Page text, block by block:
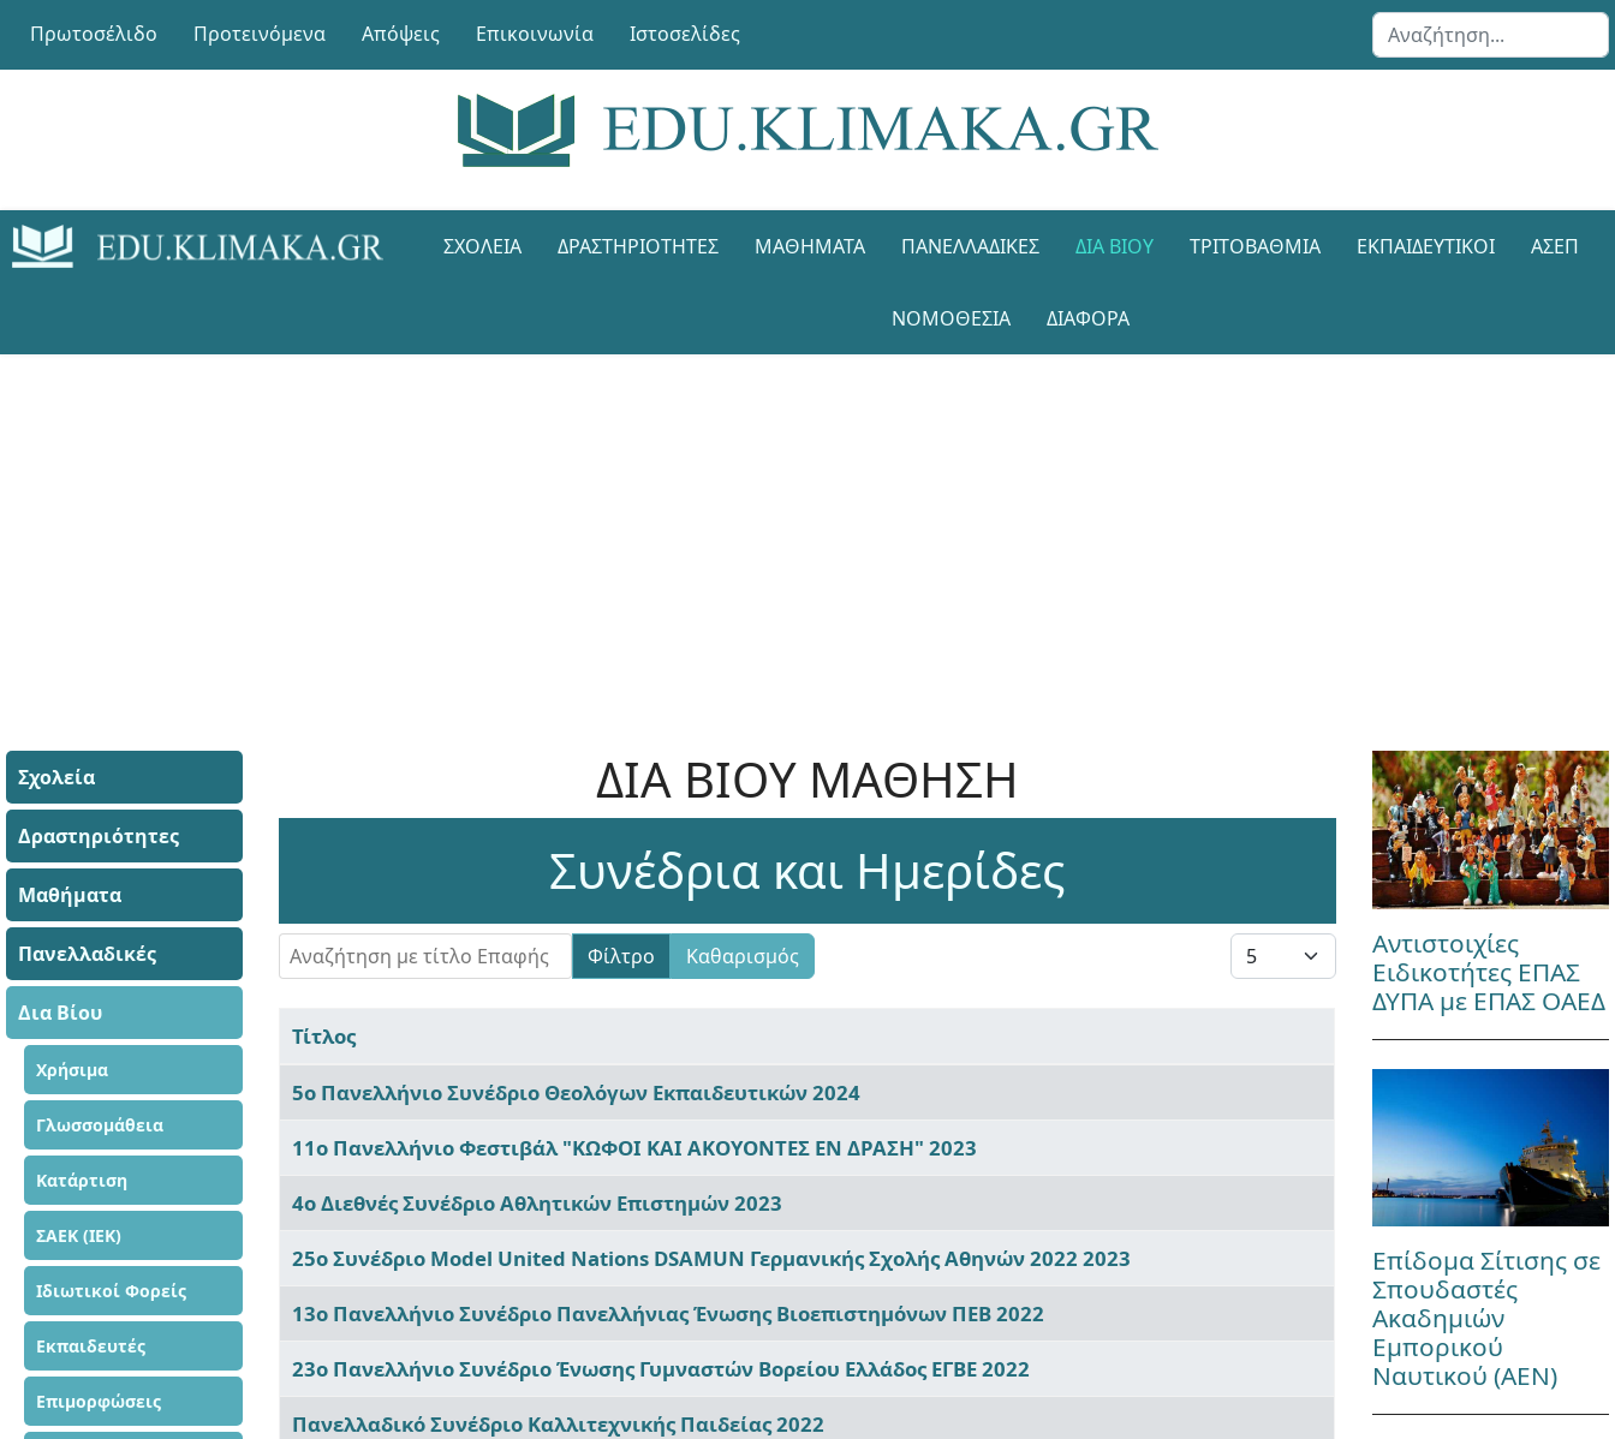
Πρωτοσέλιδο Προτεινόμενα Απόψεις Επικοινωνία Ιστοσελίδες Αναζήτηση...
ΣΧΟΛΕΊΑ ΔΡΑΣΤΗΡΙΌΤΗΤΕΣ ΜΑΘΉΜΑΤΑ ΠΑΝΕΛΛΑΔΙΚΈΣ ΔΙΑ ΒΊΟΥ ΤΡΙΤΟΒΆΘΜΙΑ ΕΚΠΑΙΔΕΥΤΙΚΟΊ ΑΣΕΠ
ΝΟΜΟΘΕΣΊΑ ΔΙΑΦΟΡΑ
Σχολεία
Δραστηριότητες
Μαθήματα
Πανελλαδικές
Δια Βίου
Χρήσιμα
Γλωσσομάθεια
Κατάρτιση
ΣΑΕΚ (ΙΕΚ)
Ιδιωτικοί Φορείς
Εκπαιδευτές
Επιμορφώσεις
ΔΙΑ ΒΙΟΥ ΜΑΘΗΣΗ
Συνέδρια και Ημερίδες
Αναζήτηση με τίτλο Επαφής Φίλτρο Καθαρισμός Εμφάνιση #
Τίτλος
5ο Πανελλήνιο Συνέδριο Θεολόγων Εκπαιδευτικών 2024
11ο Πανελλήνιο Φεστιβάλ "ΚΩΦΟΙ ΚΑΙ ΑΚΟΥΟΝΤΕΣ ΕΝ ΔΡΑΣΗ" 2023
4ο Διεθνές Συνέδριο Αθλητικών Επιστημών 2023
25ο Συνέδριο Model United Nations DSAMUN Γερμανικής Σχολής Αθηνών 2022 2023
13ο Πανελλήνιο Συνέδριο Πανελλήνιας Ένωσης Βιοεπιστημόνων ΠΕΒ 2022
23ο Πανελλήνιο Συνέδριο Ένωσης Γυμναστών Βορείου Ελλάδος ΕΓΒΕ 2022
Πανελλαδικό Συνέδριο Καλλιτεχνικής Παιδείας 2022
Αντιστοιχίες
Ειδικοτήτες ΕΠΑΣ
ΔΥΠΑ με ΕΠΑΣ ΟΑΕΔ
Επίδομα Σίτισης σε
Σπουδαστές
Ακαδημιών
Εμπορικού
Ναυτικού (ΑΕΝ)